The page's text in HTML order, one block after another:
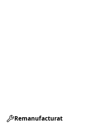
Remanufacturat​